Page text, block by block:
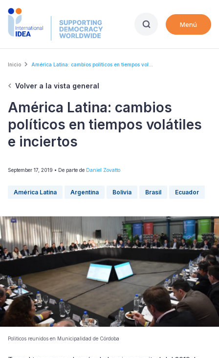
Skip
Menú
Breadcrumb
Inicio América Latina: cambios políticos en tiempos vol...
Volver a la vista general
América Latina: cambios
políticos en tiempos volátiles
e inciertos
September 17, 2019 • De parte de Daniel Zovatto
América Latina Argentina Bolivia Brasil Ecuador
Politicos reunidos en Municipalidad de Córdoba